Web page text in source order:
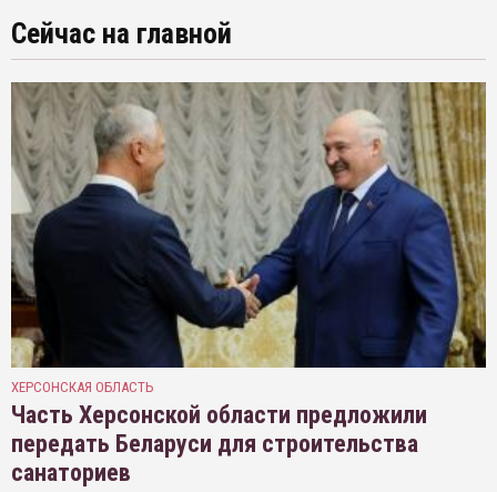
Сейчас на главной
ХЕРСОНСКАЯ ОБЛАСТЬ
Часть Херсонской области предложили
передать Беларуси для строительства
санаториев